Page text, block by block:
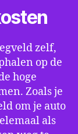
zelf,
op de
hoge
Zoals je
om je auto
als